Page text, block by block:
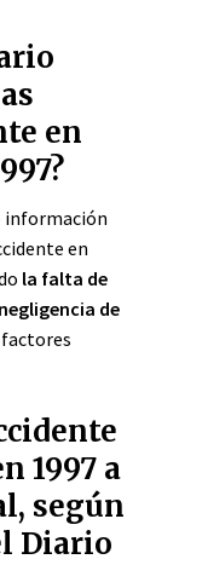
en
información
en
la falta de
de
1997 a
según
Diario